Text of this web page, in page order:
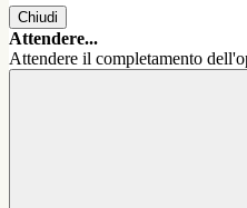
Chiudi
Attendere...
Attendere il completamento